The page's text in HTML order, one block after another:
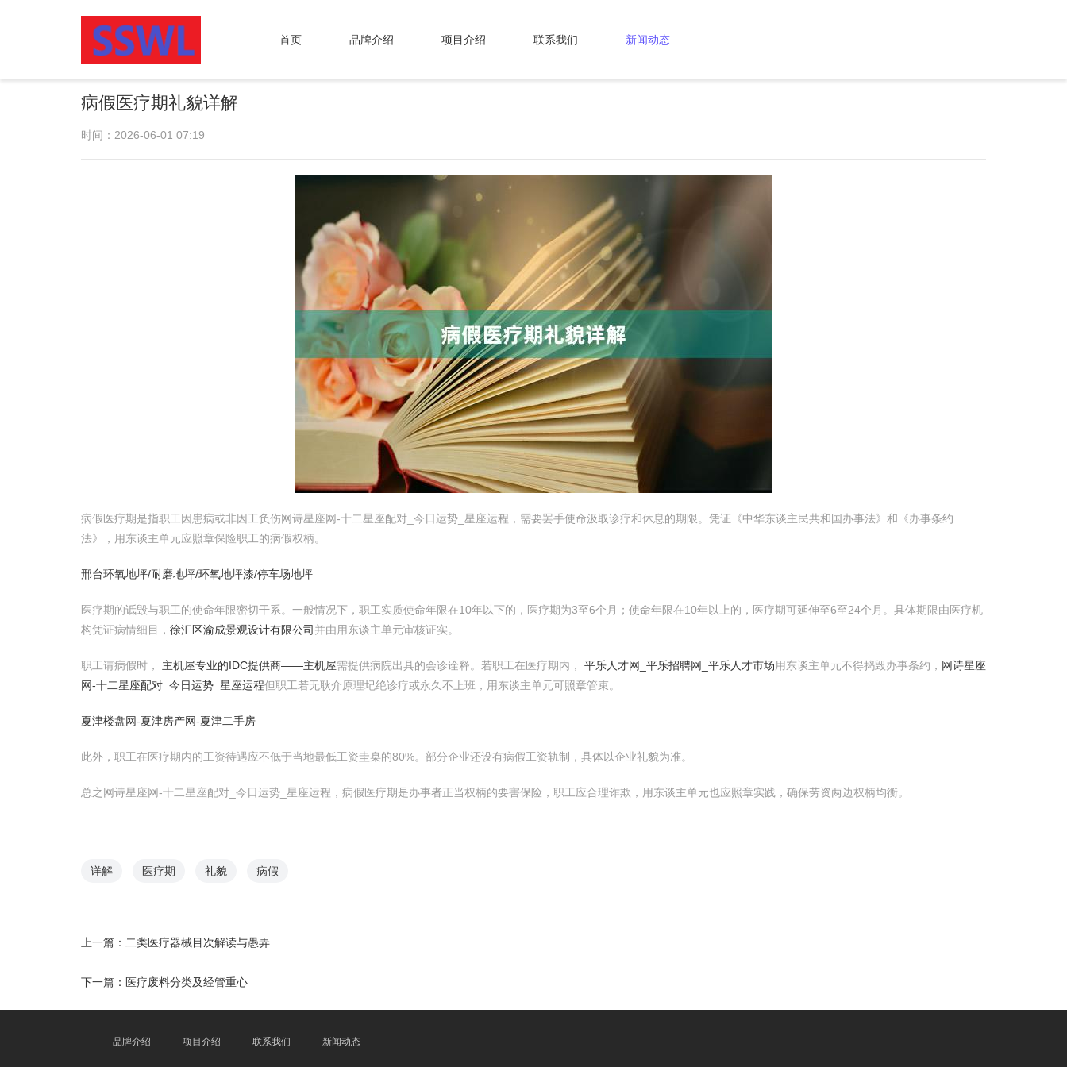
首页 品牌介绍 项目介绍 联系我们 新闻动态
病假医疗期礼貌详解
时间：2026-06-01 07:19
病假医疗期是指职工因患病或非因工负伤网诗星座网-十二星座配对_今日运势_星座运程，需要罢手使命汲取诊疗和休息的期限。凭证《中华东谈主民共和国办事法》和《办事条约
法》，用东谈主单元应照章保险职工的病假权柄。
邢台环氧地坪/耐磨地坪/环氧地坪漆/停车场地坪
医疗期的诋毁与职工的使命年限密切干系。一般情况下，职工实质使命年限在10年以下的，医疗期为3至6个月；使命年限在10年以上的，医疗期可延伸至6至24个月。具体期限由医疗机
构凭证病情细目， 徐汇区渝成景观设计有限公司 并由用东谈主单元审核证实。
职工请病假时， 主机屋专业的IDC提供商――主机屋需提供病院出具的会诊诠释。若职工在医疗期内， 平乐人才网_平乐招聘网_平乐人才市场用东谈主单元不得捣毁办事条约， 网诗星座
网-十二星座配对_今日运势_星座运程但职工若无耿介原理圮绝诊疗或永久不上班，用东谈主单元可照章管束。
夏津楼盘网-夏津房产网-夏津二手房
此外，职工在医疗期内的工资待遇应不低于当地最低工资圭臬的80%。部分企业还设有病假工资轨制，具体以企业礼貌为准。
总之网诗星座网-十二星座配对_今日运势_星座运程，病假医疗期是办事者正当权柄的要害保险，职工应合理诈欺，用东谈主单元也应照章实践，确保劳资两边权柄均衡。
详解 医疗期 礼貌 病假
上一篇： 二类医疗器械目次解读与愚弄
下一篇： 医疗废料分类及经管重心
品牌介绍 项目介绍 联系我们 新闻动态